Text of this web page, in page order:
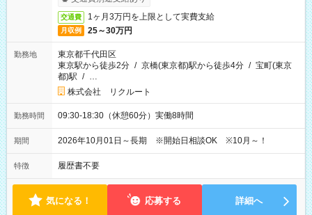
交通費 1ヶ月3万円を上限として実費支給
月収例 25～30万円
勤務地
東京都千代田区
東京駅から徒歩2分 / 京橋(東京都)駅から徒歩4分 / 宝町(東京
都)駅 / …
株式会社 リクルート
勤務時間 09:30-18:30（休憩60分）実働8時間
期間 2026年10月01日～長期 ※開始日相談OK ※10月～！
特徴 履歴書不要
気になる！ 応募する 詳細へ